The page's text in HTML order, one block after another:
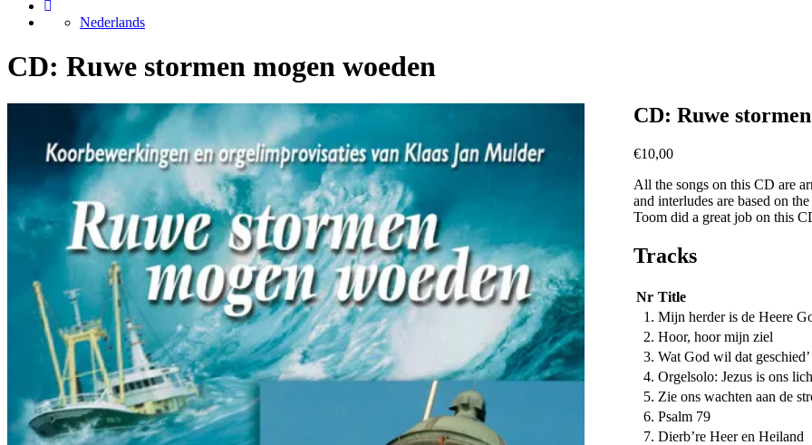
Nederlands
CD: Ruwe stormen mogen woeden
CD: Ruwe
€10,00
All the songs on this CD are
and interludes are based on
Toom did a great job on this
Tracks
Nr Title
1. Mijn herder is de Heere
2. Hoor, hoor mijn ziel
3. Wat God wil dat
4. Orgelsolo: Jezus is ons
5. Zie ons wachten aan de
6. Psalm 79
7. Dierb’re Heer en Heiland